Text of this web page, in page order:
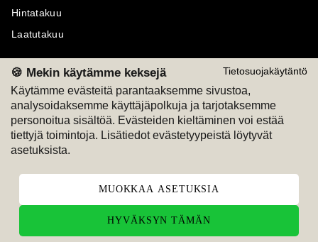
Tietosuojakäytäntö
🍪 Mekin käytämme keksejä
Käytämme evästeitä parantaaksemme sivustoa,
analysoidaksemme käyttäjäpolkuja ja tarjotaksemme
personoitua sisältöä. Evästeiden kieltäminen voi estää
tiettyjä toimintoja. Lisätiedot evästetyypeistä löytyvät
asetuksista.
MUOKKAA ASETUKSIA
HYVÄKSYN TÄMÄN
Hintatakuu
Laatutakuu
Maksutavat
M
Seuraa meitä